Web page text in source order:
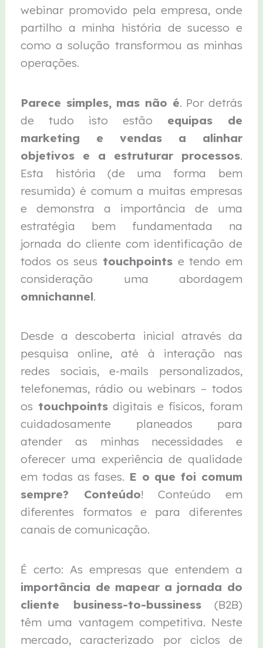
webinar promovido pela empresa, onde
partilho a minha história de sucesso e
como a solução transformou as minhas
operações.
Parece simples, mas não é. Por detrás
de tudo isto estão equipas de
marketing e vendas a alinhar
objetivos e a estruturar processos.
Esta história (de uma forma bem
resumida) é comum a muitas empresas
e demonstra a importância de uma
estratégia bem fundamentada na
jornada do cliente com identificação de
todos os seus touchpoints e tendo em
consideração uma abordagem
omnichannel.
Desde a descoberta inicial através da
pesquisa online, até à interação nas
redes sociais, e-mails personalizados,
telefonemas, rádio ou webinars – todos
os touchpointsdigitais e físicos, foram
cuidadosamente planeados para
atender as minhas necessidades e
oferecer uma experiência de qualidade
em todas as fases. E o que foi comum
sempre? Conteúdo! Conteúdo em
diferentes formatos e para diferentes
canais de comunicação.
É certo: As empresas que entendem a
importância de mapear a jornada do
cliente business-to-bussiness(B2B)
têm uma vantagem competitiva. Neste
mercado, caracterizado por ciclos de